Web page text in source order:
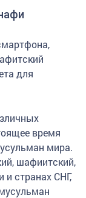
для
время
мира.
шафиитский,
и странах СНГ,